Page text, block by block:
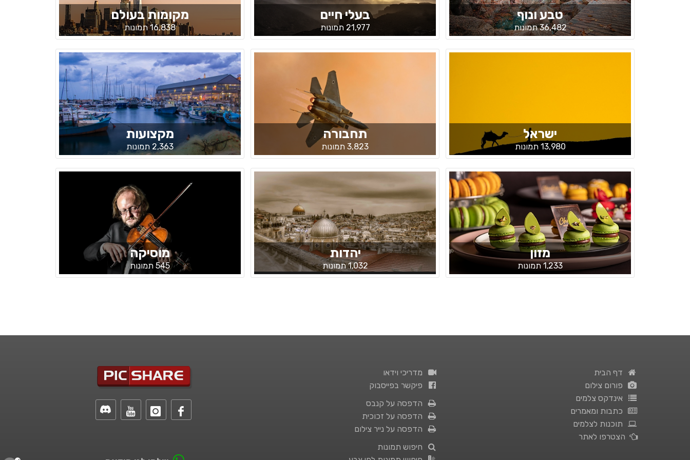
טבע ונוף
36,482 תמונות
בעלי חיים
21,977 תמונות
מקומות בעולם
16,838 תמונות
ישראל
13,980 תמונות
תחבורה
3,823 תמונות
מקצועות
2,363 תמונות
מזון
1,233 תמונות
יהדות
1,032 תמונות
מוסיקה
545 תמונות
מדריכי וידאו
פיקשר בפייסבוק
הדפסה על קנבס
הדפסה על זכוכית
הדפסה על נייר צילום
חיפוש תמונות
דף הבית
פורום צילום
אינדקס צלמים
כתבות ומאמרים
תוכנות לצלמים
הצטרפו לאתר